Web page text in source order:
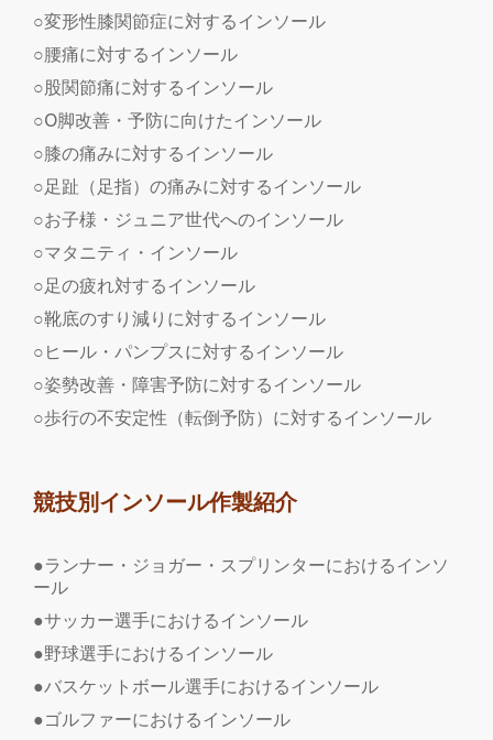
○変形性膝関節症に対するインソール
○腰痛に対するインソール
○股関節痛に対するインソール
○O脚改善・予防に向けたインソール
○膝の痛みに対するインソール
○足趾（足指）の痛みに対するインソール
○お子様・ジュニア世代へのインソール
○マタニティ・インソール
○足の疲れ対するインソール
○靴底のすり減りに対するインソール
○ヒール・パンプスに対するインソール
○姿勢改善・障害予防に対するインソール
○歩行の不安定性（転倒予防）に対するインソール
競技別インソール作製紹介
●ランナー・ジョガー・スプリンターにおけるインソ
ール
●サッカー選手におけるインソール
●野球選手におけるインソール
●バスケットボール選手におけるインソール
●ゴルファーにおけるインソール